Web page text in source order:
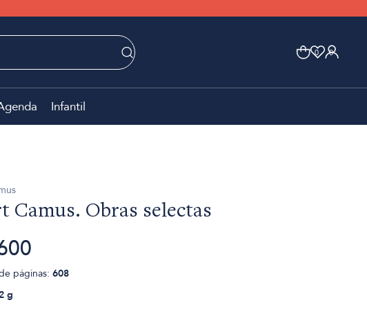
0 0
Infantil
Camus. Obras selectas
páginas: 608
g